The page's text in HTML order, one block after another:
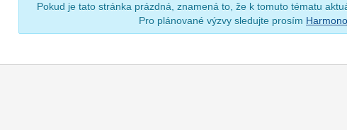
Pokud je tato stránka prázdná, znamená to, že k tomuto tématu
Pro plánované výzvy sledujte prosím